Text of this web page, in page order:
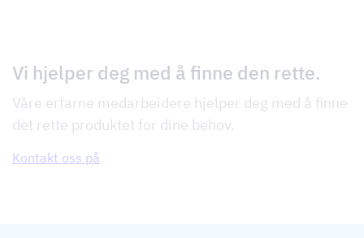
Vi hjelper deg med å finne den rette.
Våre erfarne medarbeidere hjelper deg med å finne
det rette produktet for dine behov.
Kontakt oss på